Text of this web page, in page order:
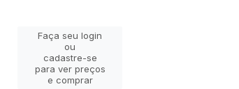
Faça seu login
ou
cadastre-se
para ver preços
e comprar